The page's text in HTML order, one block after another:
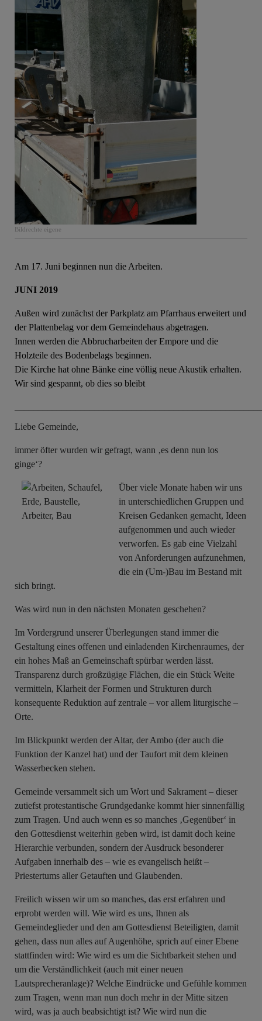
Bildrechte eigene
Am 17. Juni beginnen nun die Arbeiten.
JUNI 2019
Außen wird zunächst der Parkplatz am Pfarrhaus erweitert und
der Plattenbelag vor dem Gemeindehaus abgetragen.
Innen werden die Abbrucharbeiten der Empore und die
Holzteile des Bodenbelags beginnen.
Die Kirche hat ohne Bänke eine völlig neue Akustik erhalten.
Wir sind gespannt, ob dies so bleibt
Liebe Gemeinde,
immer öfter wurden wir gefragt, wann ‚es denn nun los
ginge‘?
Über viele Monate haben wir uns
in unterschiedlichen Gruppen und
Kreisen Gedanken gemacht, Ideen
aufgenommen und auch wieder
verworfen. Es gab eine Vielzahl
von Anforderungen aufzunehmen,
die ein (Um-)Bau im Bestand mit
sich bringt.
Was wird nun in den nächsten Monaten geschehen?
Im Vordergrund unserer Überlegungen stand immer die
Gestaltung eines offenen und einladenden Kirchenraumes, der
ein hohes Maß an Gemeinschaft spürbar werden lässt.
Transparenz durch großzügige Flächen, die ein Stück Weite
vermitteln, Klarheit der Formen und Strukturen durch
konsequente Reduktion auf zentrale – vor allem liturgische –
Orte.
Im Blickpunkt werden der Altar, der Ambo (der auch die
Funktion der Kanzel hat) und der Taufort mit dem kleinen
Wasserbecken stehen.
Gemeinde versammelt sich um Wort und Sakrament – dieser
zutiefst protestantische Grundgedanke kommt hier sinnenfällig
zum Tragen. Und auch wenn es so manches ‚Gegenüber‘ in
den Gottesdienst weiterhin geben wird, ist damit doch keine
Hierarchie verbunden, sondern der Ausdruck besonderer
Aufgaben innerhalb des – wie es evangelisch heißt –
Priestertums aller Getauften und Glaubenden.
Freilich wissen wir um so manches, das erst erfahren und
erprobt werden will. Wie wird es uns, Ihnen als
Gemeindeglieder und den am Gottesdienst Beteiligten, damit
gehen, dass nun alles auf Augenhöhe, sprich auf einer Ebene
stattfinden wird: Wie wird es um die Sichtbarkeit stehen und
um die Verständlichkeit (auch mit einer neuen
Lautsprecheranlage)? Welche Eindrücke und Gefühle kommen
zum Tragen, wenn man nun doch mehr in der Mitte sitzen
wird, was ja auch beabsichtigt ist? Wie wird nun die